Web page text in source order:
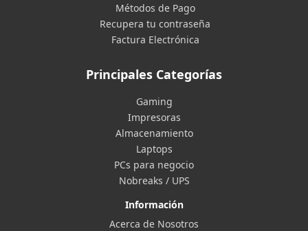
Métodos de Pago
Recupera tu contraseña
Factura Electrónica
Principales Categorías
Gaming
Impresoras
Almacenamiento
Laptops
PCs para negocio
Nobreaks / UPS
Información
Acerca de Nosotros